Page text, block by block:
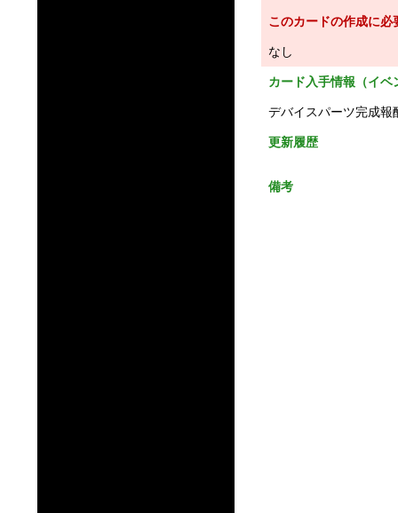
このカードの作成に必
なし
カード入手情報（イ
デバイスパーツ完成報
更新履歴
備考